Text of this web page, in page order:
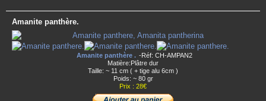
Amanite panthère.
Amanite panthère . -Réf: CH-AMPAN2
Matière:Plâtre dur
Taille: ~ 11 cm ( + tige alu 6cm )
Poids: ~ 80 gr
Prix : 28€